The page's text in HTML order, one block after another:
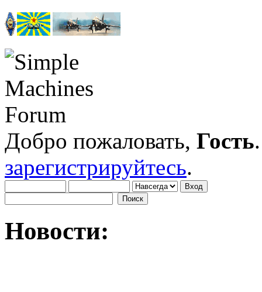
Добро пожаловать, Гость
зарегистрируйтесь.
Новости: